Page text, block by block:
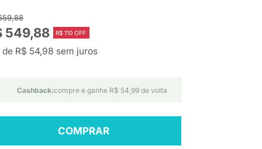
549,88 R$ 110 OFF
de R$ 54,98 sem juros
Cashback:compre e ganhe R$ 54,99 de volta
COMPRAR